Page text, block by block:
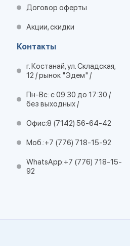
Договор оферты
Акции, скидки
Контакты
г. Костанай, ул. Складская,
12 / рынок "Эдем" /
Пн-Вс: с 09:30 до 17:30 /
без выходных /
Офис:8 (7142) 56-64-42
Моб.:+7 (776) 718-15-92
WhatsApp:+7 (776) 718-15-
92